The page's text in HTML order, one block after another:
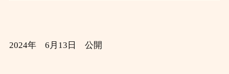
2024年 6月13日 公開